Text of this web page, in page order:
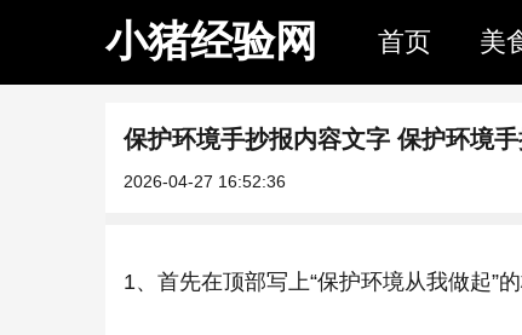
小猪经验网 首页 美
保护环境手抄报内容文字 保护环境
2026-04-27 16:52:36
1、首先在顶部写上“保护环境从我做起”